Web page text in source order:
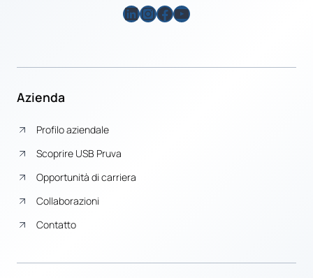
LinkedIn
Instagram
Facebook
YouTube
Azienda
Profilo aziendale
Scoprire USB Pruva
Opportunità di carriera
Collaborazioni
Contatto